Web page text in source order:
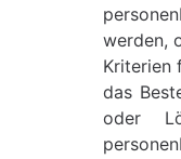
werden,
Kriterien
das
oder